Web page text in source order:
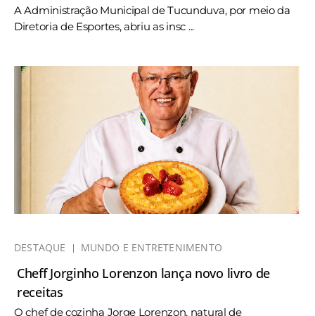
A Administração Municipal de Tucunduva, por meio da
Diretoria de Esportes, abriu as insc ...
DESTAQUE MUNDO E ENTRETENIMENTO
Cheff Jorginho Lorenzon lança novo livro de
receitas
O chef de cozinha Jorge Lorenzon, natural de